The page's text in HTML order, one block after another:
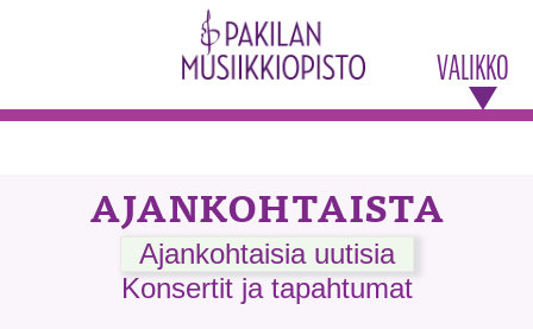
VALIKKO
AJANKOHTAISTA
Ajankohtaisia uutisia
Konsertit ja tapahtumat